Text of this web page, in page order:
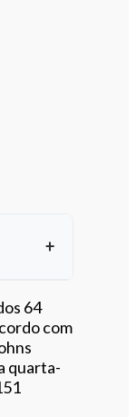
64
com
quarta-